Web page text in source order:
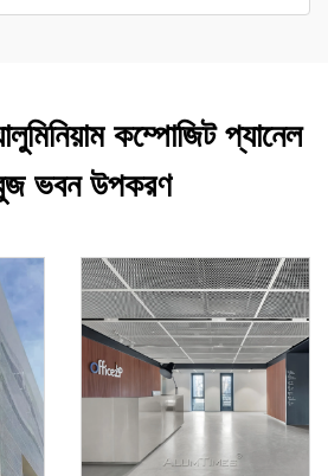
কম্পোজিট প্যানেল
ভবন উপকরণ